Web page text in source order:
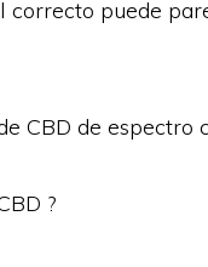
puede
CBD de espectro
?